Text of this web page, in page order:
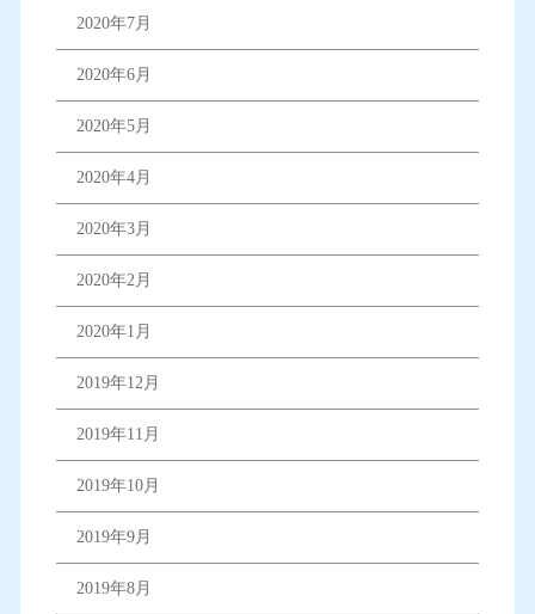
2020年7月
2020年6月
2020年5月
2020年4月
2020年3月
2020年2月
2020年1月
2019年12月
2019年11月
2019年10月
2019年9月
2019年8月